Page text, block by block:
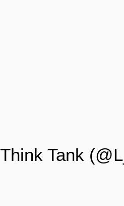
Tank